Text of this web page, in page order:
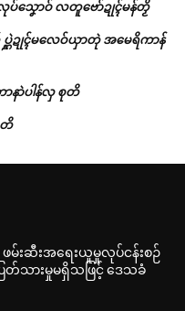
သၞောဝ် လတူဗော်ဍုၚ်မန်တၟိ
ဋဲဍုၚ်မလေဝ်ယှာတုဲ အမေရိကာန်
နာဲပါန်လှ စုတိ
တိ
ဖမ်းဆီးအရေးယူမှုလုပ်ငန်းစဉ်
ပြတ်သားမှုမရှိသဖြင့် ဒေသခံ